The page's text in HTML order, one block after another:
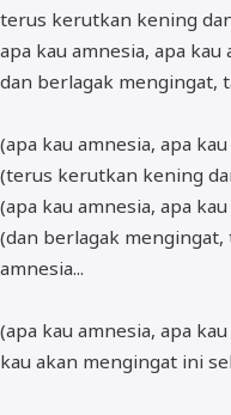
terus kerutkan kening
apa kau amnesia, apa kau
dan berlagak mengingat,
(apa kau amnesia, apa
(terus kerutkan kening
(apa kau amnesia, apa
(dan berlagak
amnesia...
(apa kau amnesia, apa
kau akan mengingat ini